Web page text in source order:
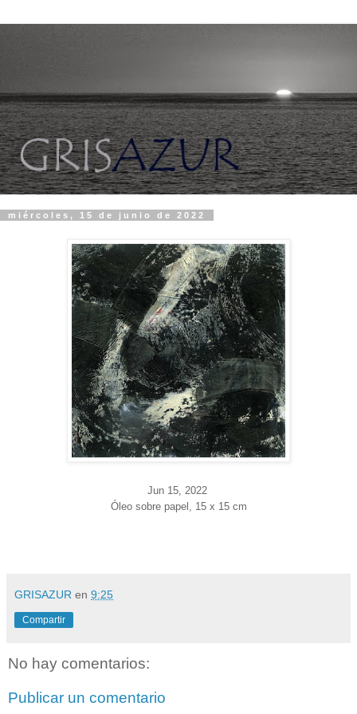
miércoles, 15 de junio de 2022
Jun 15, 2022
Óleo sobre papel, 15 x 15 cm
GRISAZUR en 9:25
Compartir
No hay comentarios:
Publicar un comentario